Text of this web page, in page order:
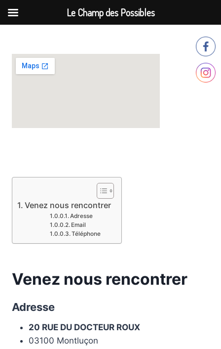
contenu
Venez nous rencontrer
Adresse
Email
Téléphone
Venez nous rencontrer
Adresse
20 RUE DU DOCTEUR ROUX
03100 Montluçon
Le Champ des Possibles